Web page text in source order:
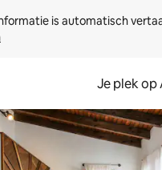
is automatisch
Je plek